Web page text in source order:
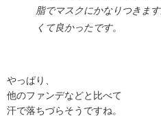
脂でマスクにかなりつきま
くて良かったです。
やっぱり、
他のファンデなどと比べて
汗で落ちづらそうですね。